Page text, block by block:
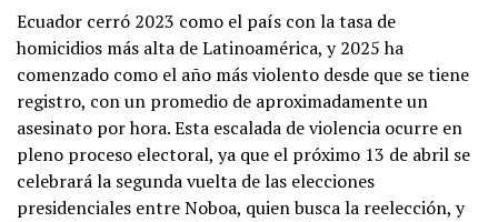
Ecuador cerró 2023 como el país con la tasa de
homicidios más alta de Latinoamérica, y 2025 ha
comenzado como el año más violento desde que se tiene
registro, con un promedio de aproximadamente un
asesinato por hora. Esta escalada de violencia ocurre en
pleno proceso electoral, ya que el próximo 13 de abril se
celebrará la segunda vuelta de las elecciones
presidenciales entre Noboa, quien busca la reelección, y